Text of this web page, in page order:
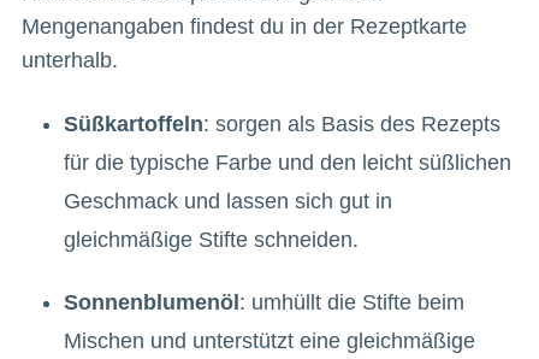
Mengenangaben findest du in der Rezeptkarte
unterhalb.
Süßkartoffeln: sorgen als Basis des Rezepts
für die typische Farbe und den leicht süßlichen
Geschmack und lassen sich gut in
gleichmäßige Stifte schneiden.
Sonnenblumenöl: umhüllt die Stifte beim
Mischen und unterstützt eine gleichmäßige